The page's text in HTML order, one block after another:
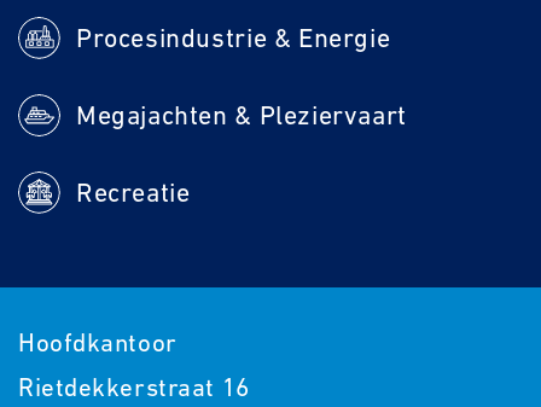
Hoofdkantoor
Rietdekkerstraat 16
Procesindustrie & Energie
Megajachten & Pleziervaart
Recreatie